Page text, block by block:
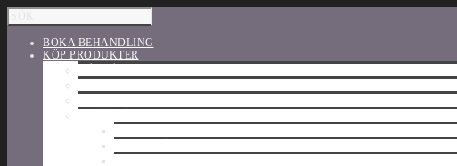
BOKA BEHANDLING
KÖP PRODUKTER